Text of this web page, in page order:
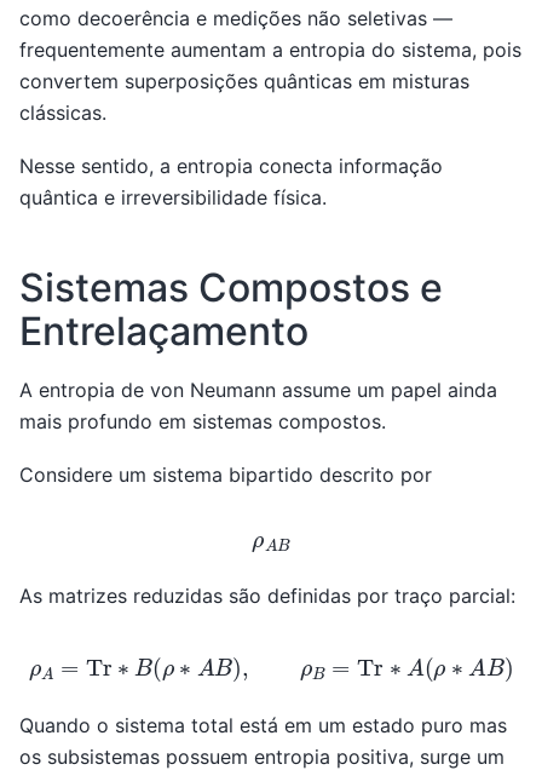
como decoerência e medições não seletivas —
frequentemente aumentam a entropia do sistema, pois
convertem superposições quânticas em misturas
clássicas.
Nesse sentido, a entropia conecta informação
quântica e irreversibilidade física.
Sistemas Compostos e
Entrelaçamento
A entropia de von Neumann assume um papel ainda
mais profundo em sistemas compostos.
Considere um sistema bipartido descrito por
ρAB
As matrizes reduzidas são definidas por traço parcial:
ρ A =Tr ∗ B ρ ∗A = A(ρ ∗ AB)
Quando o sistema total está em um estado puro mas
os subsistemas possuem entropia positiva, surge um